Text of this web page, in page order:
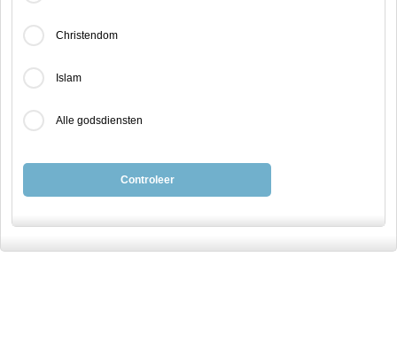
Christendom
Islam
Alle godsdiensten
Controleer